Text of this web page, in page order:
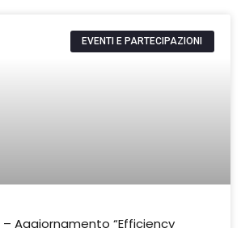
EVENTI E PARTECIPAZIONI
– Aggiornamento “Efficiency